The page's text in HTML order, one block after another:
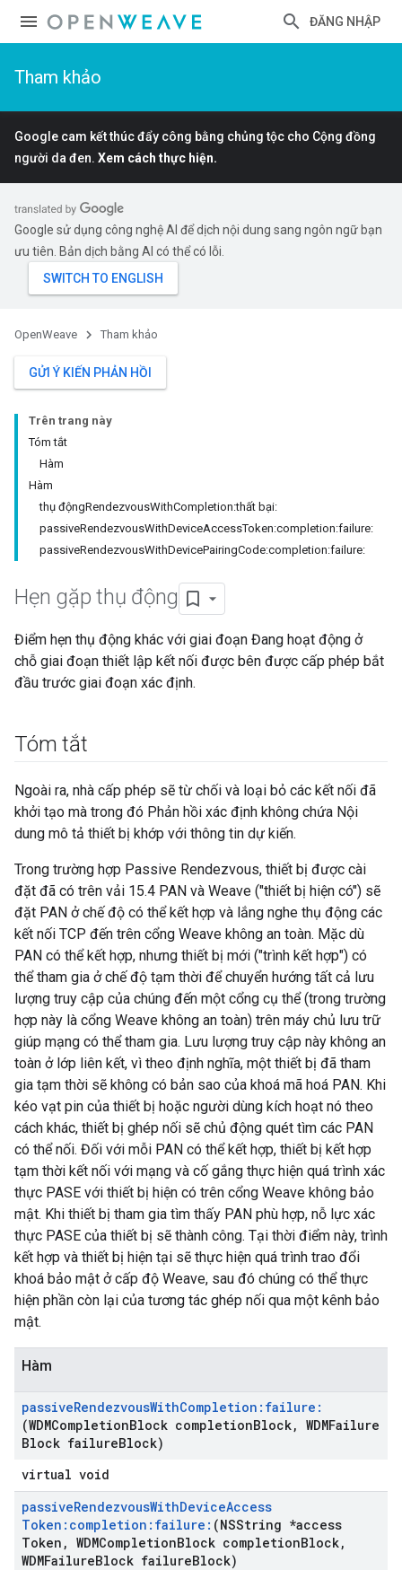
ĐĂNG NHẬP
Tham khảo
Google cam kết thúc đẩy công bằng chủng tộc cho Cộng đồng
người da đen. Xem cách thực hiện.
Google sử dụng công nghệ AI để dịch nội dung sang ngôn ngữ bạn
ưu tiên. Bản dịch bằng AI có thể có lỗi.
OpenWeave Tham khảo
GỬI Ý KIẾN PHẢN HỒI
Trên trang này
Tóm tắt
Hàm
Hàm
thụ độngRendezvousWithCompletion:thất bại:
passiveRendezvousWithDeviceAccessToken:completion:failure:
passiveRendezvousWithDevicePairingCode:completion:failure:
Hẹn gặp thụ động
Điểm hẹn thụ động khác với giai đoạn Đang hoạt động ở
chỗ giai đoạn thiết lập kết nối được bên được cấp phép bắt
đầu trước giai đoạn xác định.
Tóm tắt
Ngoài ra, nhà cấp phép sẽ từ chối và loại bỏ các kết nối đã
khởi tạo mà trong đó Phản hồi xác định không chứa Nội
dung mô tả thiết bị khớp với thông tin dự kiến.
Trong trường hợp Passive Rendezvous, thiết bị được cài
đặt đã có trên vải 15.4 PAN và Weave ("thiết bị hiện có") sẽ
đặt PAN ở chế độ có thể kết hợp và lắng nghe thụ động các
kết nối TCP đến trên cổng Weave không an toàn. Mặc dù
PAN có thể kết hợp, nhưng thiết bị mới ("trình kết hợp") có
thể tham gia ở chế độ tạm thời để chuyển hướng tất cả lưu
lượng truy cập của chúng đến một cổng cụ thể (trong trường
hợp này là cổng Weave không an toàn) trên máy chủ lưu trữ
giúp mạng có thể tham gia. Lưu lượng truy cập này không an
toàn ở lớp liên kết, vì theo định nghĩa, một thiết bị đã tham
gia tạm thời sẽ không có bản sao của khoá mã hoá PAN. Khi
kéo vạt pin của thiết bị hoặc người dùng kích hoạt nó theo
cách khác, thiết bị ghép nối sẽ chủ động quét tìm các PAN
có thể nối. Đối với mỗi PAN có thể kết hợp, thiết bị kết hợp
tạm thời kết nối với mạng và cố gắng thực hiện quá trình xác
thực PASE với thiết bị hiện có trên cổng Weave không bảo
mật. Khi thiết bị tham gia tìm thấy PAN phù hợp, nỗ lực xác
thực PASE của thiết bị sẽ thành công. Tại thời điểm này, trình
kết hợp và thiết bị hiện tại sẽ thực hiện quá trình trao đổi
khoá bảo mật ở cấp độ Weave, sau đó chúng có thể thực
hiện phần còn lại của tương tác ghép nối qua một kênh bảo
mật.
Hàm
passiveRendezvousWithCompletion:failure:
(WDMCompletionBlock completionBlock, WDMFailure
Block failureBlock)
virtual void
passiveRendezvousWithDeviceAccess
Token:completion:failure: (NSString *access
Token , WDMCompletionBlock completionBlock,
WDMFailureBlock failureBlock)